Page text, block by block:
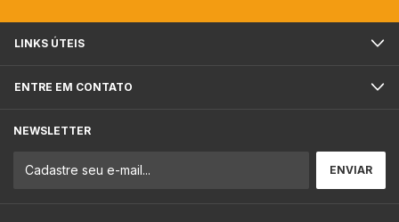
LINKS ÚTEIS
ENTRE EM CONTATO
NEWSLETTER